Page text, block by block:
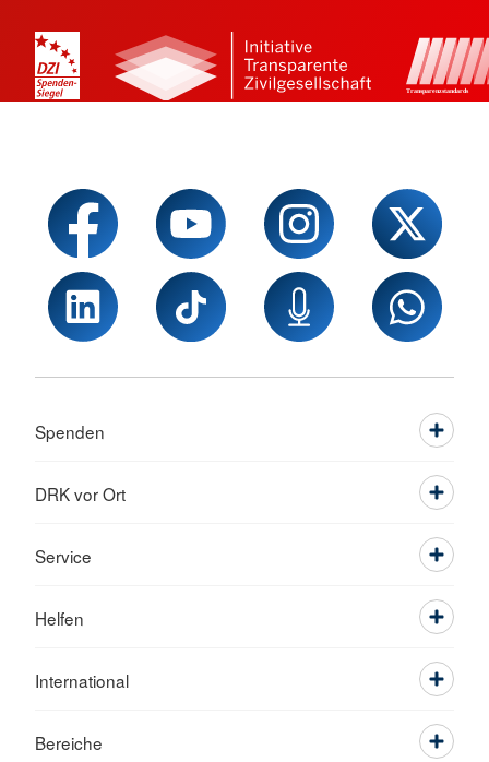
Spenden
DRK vor Ort
Service
Helfen
International
Bereiche